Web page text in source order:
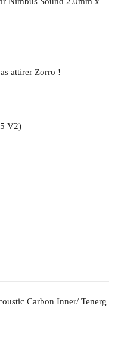
attirer Zorro !
V2)
Carbon Inner/ Tenerg